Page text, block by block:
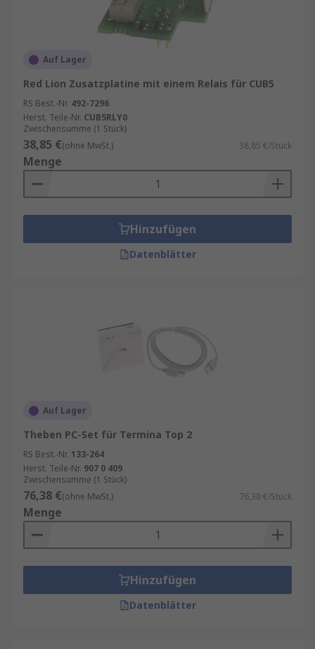
Auf Lager
Red Lion Zusatzplatine mit einem Relais für CUB5
RS Best.-Nr. 492-7296
Herst. Teile-Nr. CUB5RLY0
Zwischensumme (1 Stück)
38,85 €(ohne MwSt.) 38,85 €/Stück
Menge
Hinzufügen
Datenblätter
Auf Lager
Theben PC-Set für Termina Top 2
RS Best.-Nr. 133-264
Herst. Teile-Nr. 907 0 409
Zwischensumme (1 Stück)
76,38 €(ohne MwSt.) 76,38 €/Stück
Menge
Hinzufügen
Datenblätter